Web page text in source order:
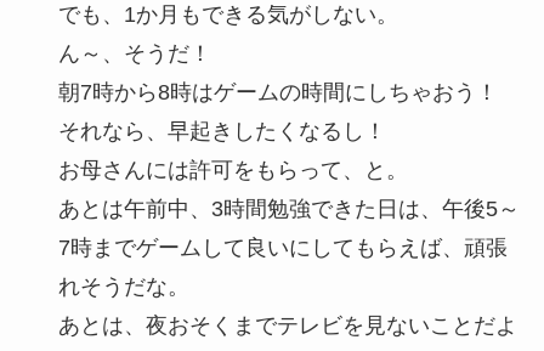
でも、1か月もできる気がしない。
ん～、そうだ！
朝7時から8時はゲームの時間にしちゃおう！
それなら、早起きしたくなるし！
お母さんには許可をもらって、と。
あとは午前中、3時間勉強できた日は、午後5～
7時までゲームして良いにしてもらえば、頑張
れそうだな。
あとは、夜おそくまでテレビを見ないことだよ